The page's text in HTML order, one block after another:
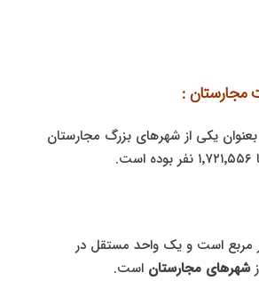
:
یکی از شهرهای بزرگ مجارستان
کیلومتر مربع است و یک واحد مستقل در
شهرهای مجارستان است.